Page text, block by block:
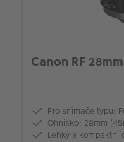
Canon RF
Pro snímače typu:
Ohnisko: 28mm
Lehký a kompaktní